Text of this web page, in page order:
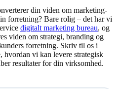
din viden om marketing-
forretning? Bare rolig – det har vi
digitalt marketing bureau, og
viden om strategi, branding og
forretning. Skriv til os i
hvordan vi kan levere strategisk
resultater for din virksomhed.